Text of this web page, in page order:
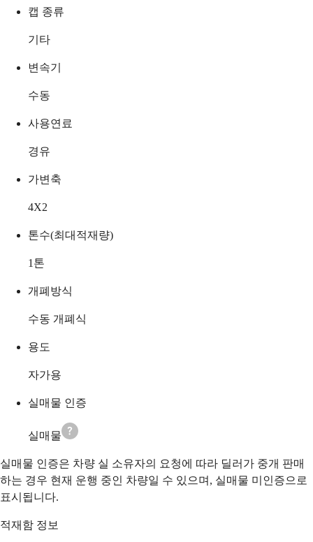
캡 종류
기타
변속기
수동
사용연료
경유
가변축
4X2
톤수(최대적재량)
1 톤
개폐방식
수동 개폐식
용도
자가용
실매물 인증
실매물
실매물 인증은 차량 실 소유자의 요청에 따라 딜러가 중개 판매
하는 경우 현재 운행 중인 차량일 수 있으며, 실매물 미인증으로
표시됩니다.
적재함 정보